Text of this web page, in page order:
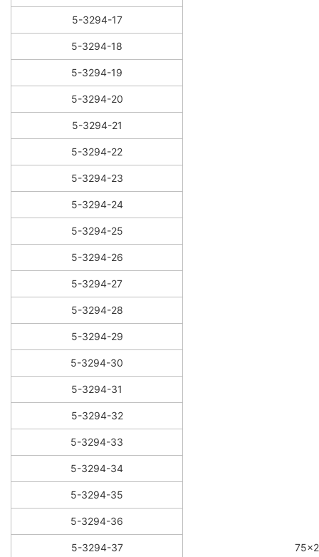
5-3294-17
5-3294-18
5-3294-19
5-3294-20
5-3294-21
5-3294-22
5-3294-23
5-3294-24
5-3294-25
5-3294-26
5-3294-27
5-3294-28
5-3294-29
5-3294-30
5-3294-31
5-3294-32
5-3294-33
5-3294-34
5-3294-35
5-3294-36
5-3294-37